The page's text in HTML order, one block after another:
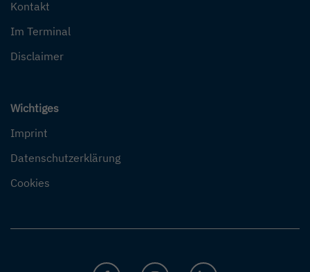
Kontakt
Im Terminal
Disclaimer
Wichtiges
Imprint
Datenschutzerklärung
Cookies